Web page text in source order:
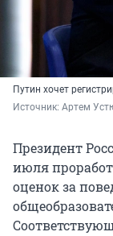
Путин хочет
Источник: Артем
Президент
июля
оценок за